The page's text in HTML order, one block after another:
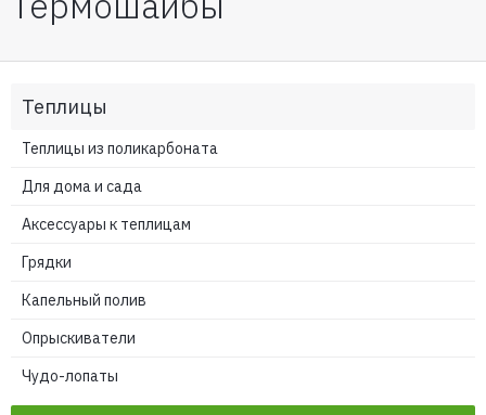
Теплицы
Теплицы из поликарбоната
Для дома и сада
Аксессуары к теплицам
Грядки
Капельный полив
Опрыскиватели
Чудо-лопаты